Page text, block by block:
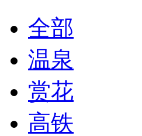
全部
温泉
赏花
高铁